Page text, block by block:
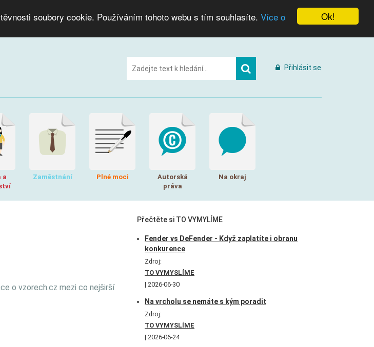
Ok!
soubory cookie. Používáním tohoto webu s tím souhlasíte. Více o
Přihlásit se
a
Zaměstnání Plné moci
Autorská
práva
Na okraj
o vzorech.cz mezi co nejširší
Přečtěte si TO VYMYLÍME
Fender vs DeFender - Když zaplatíte i obranu
konkurence
Zdroj:
TO VYMYSLÍME
2026-06-30
Na vrcholu se nemáte s kým poradit
Zdroj:
TO VYMYSLÍME
2026-06-24